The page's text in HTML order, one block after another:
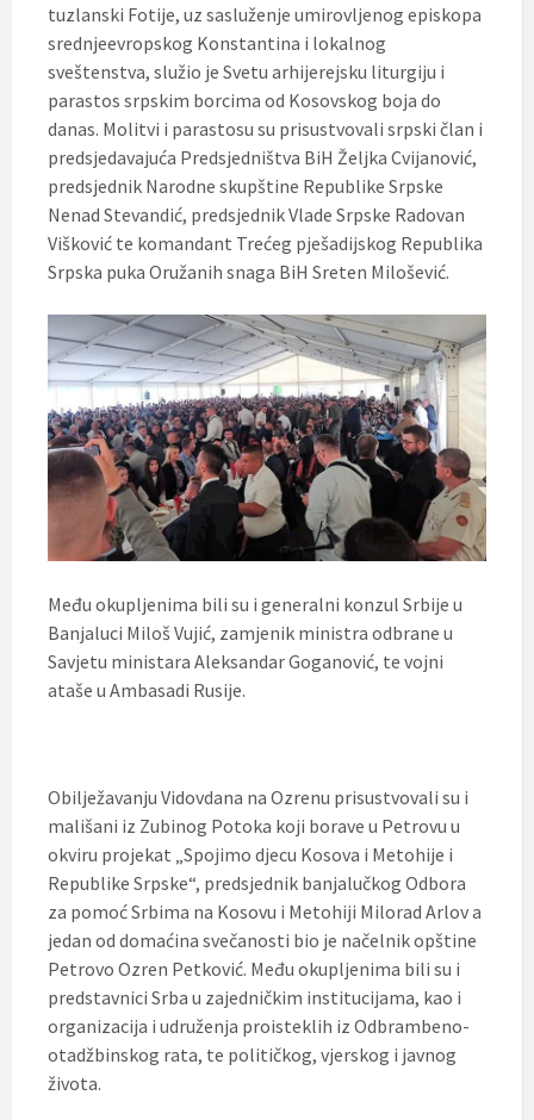
tuzlanski Fotije, uz sasluženje umirovljenog episkopa
srednjeevropskog Konstantina i lokalnog
sveštenstva, služio je Svetu arhijerejsku liturgiju i
parastos srpskim borcima od Kosovskog boja do
danas. Molitvi i parastosu su prisustvovali srpski član i
predsjedavajuća Predsjedništva BiH Željka Cvijanović,
predsjednik Narodne skupštine Republike Srpske
Nenad Stevandić, predsjednik Vlade Srpske Radovan
Višković te komandant Trećeg pješadijskog Republika
Srpska puka Oružanih snaga BiH Sreten Milošević.
Među okupljenima bili su i generalni konzul Srbije u
Banjaluci Miloš Vujić, zamjenik ministra odbrane u
Savjetu ministara Aleksandar Goganović, te vojni
ataše u Ambasadi Rusije.
Obilježavanju Vidovdana na Ozrenu prisustvovali su i
mališani iz Zubinog Potoka koji borave u Petrovu u
okviru projekat „Spojimo djecu Kosova i Metohije i
Republike Srpske“, predsjednik banjalučkog Odbora
za pomoć Srbima na Kosovu i Metohiji Milorad Arlov a
jedan od domaćina svečanosti bio je načelnik opštine
Petrovo Ozren Petković. Među okupljenima bili su i
predstavnici Srba u zajedničkim institucijama, kao i
organizacija i udruženja proisteklih iz Odbrambeno-
otadžbinskog rata, te političkog, vjerskog i javnog
života.